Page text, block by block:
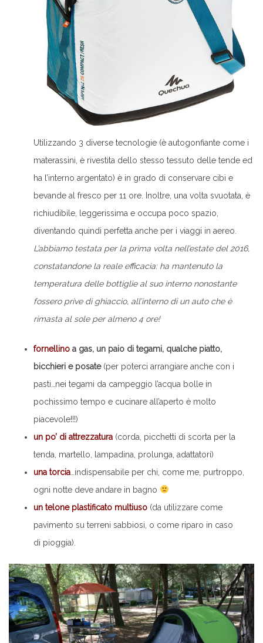
Utilizzando 3 diverse tecnologie (è autogonfiante come i
materassini, è rivestita dello stesso tessuto delle tende ed
ha l’interno argentato) è in grado di conservare cibi e
bevande al fresco per 11 ore. Inoltre, una volta svuotata, è
richiudibile, leggerissima e occupa poco spazio,
diventando quindi perfetta anche per i viaggi in aereo.
L’abbiamo testata per la prima volta nell’estate del 2016,
constatandone la reale efficacia: ha mantenuto la
temperatura delle bottiglie al suo interno nonostante
fossero prive di ghiaccio, all’interno di un auto che è
rimasta al sole per almeno 4 ore!
fornellino a gas, un paio di tegami, qualche piatto,
bicchieri e posate(per poterci arrangiare anche con i
pasti…nei tegami da campeggio l’acqua bolle in
pochissimo tempo e cucinare all’aperto è molto
piacevole!!!)
un po’ di attrezzatura (corda, picchetti di scorta per la
tenda, martello, lampadina, prolunga, adattatori)
una torcia …indispensabile per chi, come me, purtroppo,
ogni notte deve andare in bagno
un telone plastificato multiuso (da utilizzare come
pavimento su terreni sabbiosi, o come riparo in caso
di pioggia).